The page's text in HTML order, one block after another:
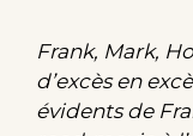
Frank, Mark,
d’excès en
évidents de